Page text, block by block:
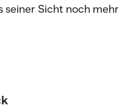
Sicht noch mehr